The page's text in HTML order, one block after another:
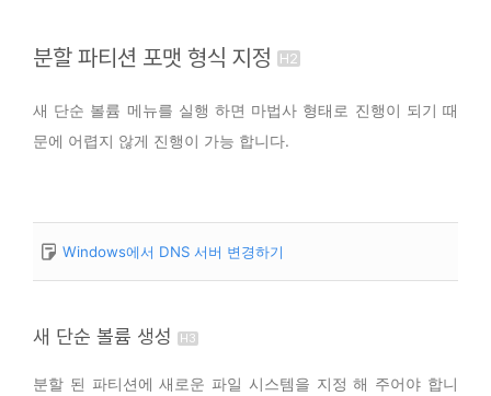
분할 파티션 포맷 형식 지정
새 단순 볼륨 메뉴를 실행 하면 마법사 형태로 진행이 되기 때
문에 어렵지 않게 진행이 가능 합니다.
Windows에서 DNS 서버 변경하기
새 단순 볼륨 생성
분할 된 파티션에 새로운 파일 시스템을 지정 해 주어야 합니